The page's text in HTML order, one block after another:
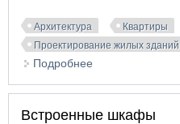
Архитектура
Квартиры
Проектирование жилых зданий
Подробнее
Встроенные шкафы